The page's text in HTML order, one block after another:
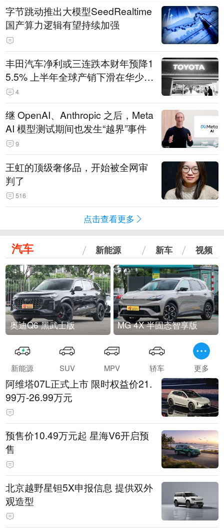
字节跳动推出大模型SeedRealtime
国产算力逻辑有望持续加强
丰田汽车净利或三连跌本财年预降1
5.5% 上半年全球产销下滑在华少卖
14.3万辆
4
继 OpenAI、Anthropic 之后，Meta
AI 模型测试期间也发生“越界”事件
9
王虹的顶级奢侈品，开始被全网审
判了
516
点击查看更多
汽车 新能源 新车 视频
奥迪Q6 黑武士版 MG 4X 半固态智享版
新能源 SUV MPV 轿车 更多
阿维塔07L正式上市 限时权益价21.
99万-26.99万元
预售价10.49万元起 星海V6开启预
售
北京越野星钽5X申报信息 提供双外
观造型